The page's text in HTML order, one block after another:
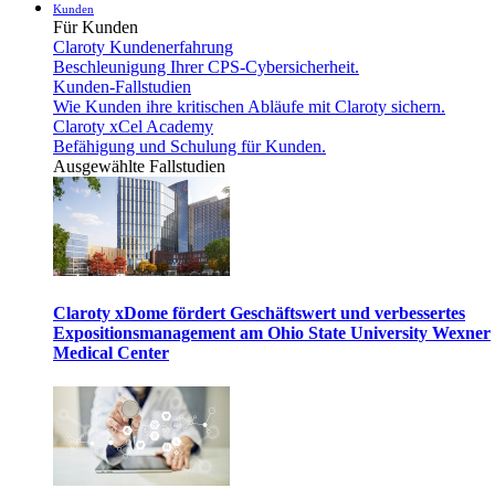
Kunden
Für Kunden
Claroty Kundenerfahrung
Beschleunigung Ihrer CPS-Cybersicherheit.
Kunden-Fallstudien
Wie Kunden ihre kritischen Abläufe mit Claroty sichern.
Claroty xCel Academy
Befähigung und Schulung für Kunden.
Ausgewählte Fallstudien
Claroty xDome fördert Geschäftswert und verbessertes
Expositionsmanagement am Ohio State University Wexner
Medical Center